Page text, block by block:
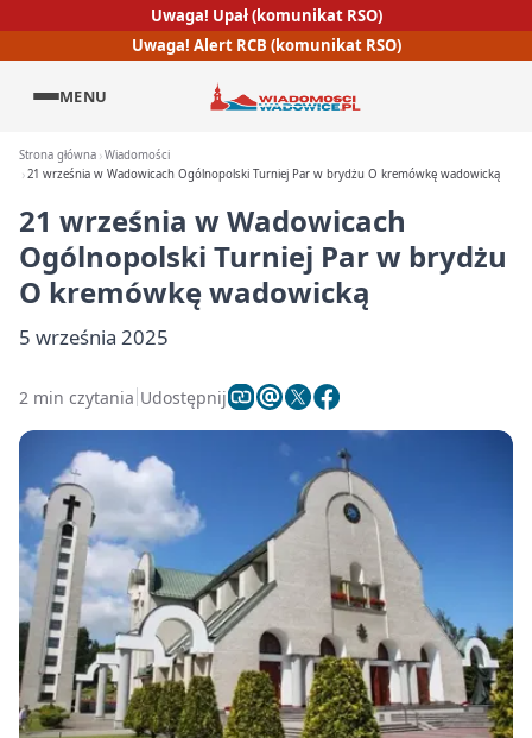
Uwaga! Upał (komunikat RSO)
Uwaga! Alert RCB (komunikat RSO)
MENU
Strona główna Wiadomości
21 września w Wadowicach Ogólnopolski Turniej Par w brydżu O kremówkę wadowicką
21 września w Wadowicach
Ogólnopolski Turniej Par w brydżu
O kremówkę wadowicką
5 września 2025
2 min czytania Udostępnij